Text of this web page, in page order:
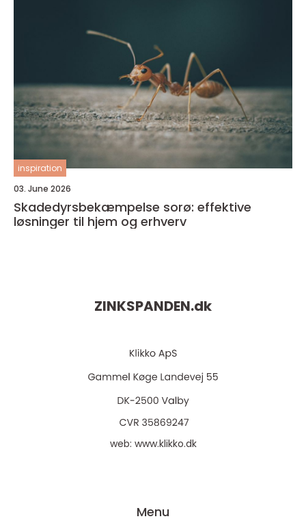
inspiration
03. June 2026
Skadedyrsbekæmpelse sorø: effektive
løsninger til hjem og erhverv
ZINKSPANDEN.dk
web: www.klikko.dk
Menu